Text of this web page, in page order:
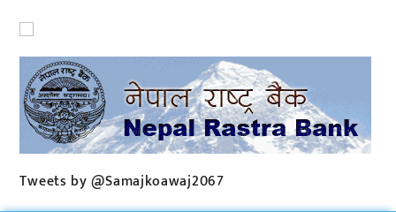
Tweets by @Samajkoawaj2067